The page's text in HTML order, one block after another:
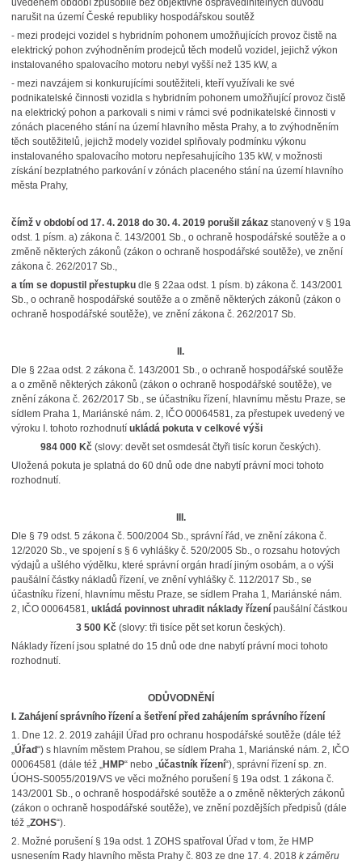
uvedeném období způsobilé bez objektivně ospravedlnitelných důvodů
narušit na území České republiky hospodářskou soutěž
- mezi prodejci vozidel s hybridním pohonem umožňujících provoz čistě na
elektrický pohon zvýhodněním prodejců těch modelů vozidel, jejichž výkon
instalovaného spalovacího motoru nebyl vyšší než 135 kW, a
- mezi navzájem si konkurujícími soutěžiteli, kteří využívali ke své
podnikatelské činnosti vozidla s hybridním pohonem umožňující provoz čistě
na elektrický pohon a parkovali s nimi v rámci své podnikatelské činnosti v
zónách placeného stání na území hlavního města Prahy, a to zvýhodněním
těch soutěžitelů, jejichž modely vozidel splňovaly podmínku výkonu
instalovaného spalovacího motoru nepřesahujícího 135 kW, v možnosti
získání bezplatného parkování v zónách placeného stání na území hlavního
města Prahy,
čímž v období od 17. 4. 2018 do 30. 4. 2019 porušil zákaz stanovený v § 19a
odst. 1 písm. a) zákona č. 143/2001 Sb., o ochraně hospodářské soutěže a o
změně některých zákonů (zákon o ochraně hospodářské soutěže), ve znění
zákona č. 262/2017 Sb.,
a tím se dopustil přestupku dle § 22aa odst. 1 písm. b) zákona č. 143/2001
Sb., o ochraně hospodářské soutěže a o změně některých zákonů (zákon o
ochraně hospodářské soutěže), ve znění zákona č. 262/2017 Sb.
II.
Dle § 22aa odst. 2 zákona č. 143/2001 Sb., o ochraně hospodářské soutěže
a o změně některých zákonů (zákon o ochraně hospodářské soutěže), ve
znění zákona č. 262/2017 Sb., se účastníku řízení, hlavnímu městu Praze, se
sídlem Praha 1, Mariánské nám. 2, IČO 00064581, za přestupek uvedený ve
výroku I. tohoto rozhodnutí ukládá pokuta v celkové výši
984 000 Kč(slovy: devět set osmdesát čtyři tisíc korun českých).
Uložená pokuta je splatná do 60 dnů ode dne nabytí právní moci tohoto
rozhodnutí.
III.
Dle § 79 odst. 5 zákona č. 500/2004 Sb., správní řád, ve znění zákona č.
12/2020 Sb., ve spojení s § 6 vyhlášky č. 520/2005 Sb., o rozsahu hotových
výdajů a ušlého výdělku, které správní orgán hradí jiným osobám, a o výši
paušální částky nákladů řízení, ve znění vyhlášky č. 112/2017 Sb., se
účastníku řízení, hlavnímu městu Praze, se sídlem Praha 1, Mariánské nám.
2, IČO 00064581, ukládá povinnost uhradit náklady řízení paušální částkou
3 500 Kč(slovy: tři tisíce pět set korun českých).
Náklady řízení jsou splatné do 15 dnů ode dne nabytí právní moci tohoto
rozhodnutí.
ODŮVODNĚNÍ
I. Zahájení správního řízení a šetření před zahájením správního řízení
1. Dne 12. 2. 2019 zahájil Úřad pro ochranu hospodářské soutěže (dále též
„Úřad“) s hlavním městem Prahou, se sídlem Praha 1, Mariánské nám. 2, IČO
00064581 (dále též „HMP“ nebo „účastník řízení“), správní řízení sp. zn.
ÚOHS-S0055/2019/VS ve věci možného porušení § 19a odst. 1 zákona č.
143/2001 Sb., o ochraně hospodářské soutěže a o změně některých zákonů
(zákon o ochraně hospodářské soutěže), ve znění pozdějších předpisů (dále
též „ZOHS“).
2. Možné porušení § 19a odst. 1 ZOHS spatřoval Úřad v tom, že HMP
usnesením Rady hlavního města Prahy č. 803 ze dne 17. 4. 2018 k záměru